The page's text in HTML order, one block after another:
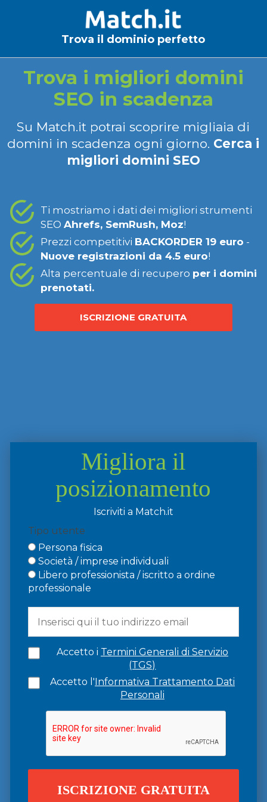
Trova il dominio perfetto
Trova i migliori domini
SEO in scadenza
Su Match.it potrai scoprire migliaia di
domini in scadenza ogni giorno. Cerca i
migliori domini SEO
Ti mostriamo i dati dei migliori strumenti
SEO Ahrefs, SemRush, Moz!
Prezzi competitivi BACKORDER 19 euro -
Nuove registrazioni da 4.5 euro!
Alta percentuale di recupero per i domini
prenotati.
ISCRIZIONE GRATUITA
Migliora il
posizionamento
Iscriviti a Match.it
Tipo utente
Persona fisica
Società / imprese individuali
Libero professionista / iscritto a ordine
professionale
Accetto i Termini Generali di Servizio
(TGS)
Accetto l'Informativa Trattamento Dati
Personali